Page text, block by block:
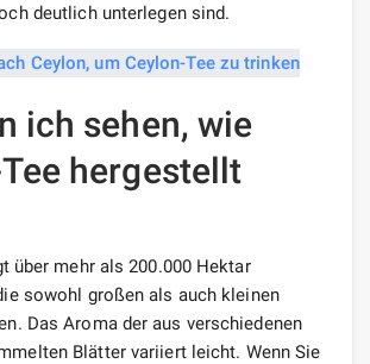
deutlich unterlegen sind.
ich sehen, wie
hergestellt
über mehr als 200.000 Hektar
sowohl großen als auch kleinen
Das Aroma der aus verschiedenen
Blätter variiert leicht. Wenn Sie